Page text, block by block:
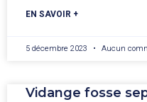
EN SAVOIR +
5 décembre 2023 Aucun
Vidange fosse